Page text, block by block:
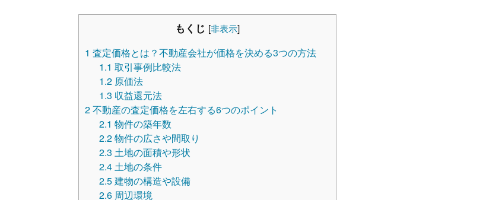
もくじ [非表示]
1 査定価格とは？不動産会社が価格を決める3つの方法
1.1 取引事例比較法
1.2 原価法
1.3 収益還元法
2不動産の査定価格を左右する6つのポイント
2.1 物件の築年数
2.2物件の広さや間取り
2.3 土地の面積や形状
2.4 土地の条件
2.5建物の構造や設備
2.6 周辺環境